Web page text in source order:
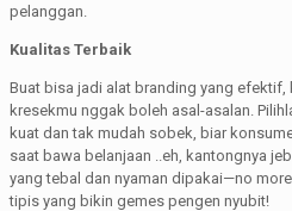
pelanggan.
Kualitas Terbaik
Buat bisa jadi alat branding yang efektif,
kresekmu nggak boleh asal-asalan.
kuat dan tak mudah sobek, biar
saat bawa belanjaan ..eh, kantongnya
yang tebal dan nyaman dipakai—no
tipis yang bikin gemes pengen nyubit!